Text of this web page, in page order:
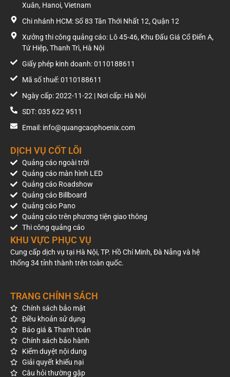
Roadshow mui trần quảng bá bất động sản Sun
Centro Town
Roadshow mui trần kết hợp xích lô của CellphoneS
Xuân, Hanoi, Vietnam
Chi nhánh HCM: Số 83 Tân Thới Nhất 12, Quận 12
Xưởng thi công quảng cáo: Lô 45-46, Khu Đấu Giá Cổ Điển A,
Tứ Hiệp, Thanh Trì, Hà Nội
Giấy phép kinh doanh: 0110188611
Mã số thuế: 0110188611
Ngày cấp: 2022-11-22 | Nơi cấp: Hà Nội
SDT: 035 622 9511
Email: info@quangcaophoenix.com
DỊCH VỤ CỐT LÕI
Quảng cáo ngoài trời
Quảng cáo màn hình LED
Quảng cáo Roadshow
Quảng cáo Billboard
Quảng cáo Pano
Quảng cáo trên phương tiện giao thông
Thi công quảng cáo
KHU VỰC PHỤC VỤ
Cung cấp dịch vụ tại Hà Nội, TP. Hồ Chí Minh, Đà Nẵng và hệ
thống 34 tỉnh thành trên toàn quốc.
TRANG CHÍNH SÁCH
Chính sách bảo mật
Điều khoản sử dụng
Báo giá & Thanh toán
Chính sách bảo hành
Kiểm duyệt nội dung
Giải quyết khiếu nại
Câu hỏi thường gặp